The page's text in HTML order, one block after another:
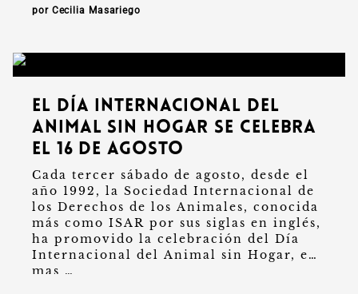
por Cecilia Masariego
El Día Internacional del
Animal sin Hogar se celebra
el 16 de agosto
Cada tercer sábado de agosto, desde el
año 1992, la Sociedad Internacional de
los Derechos de los Animales, conocida
más como ISAR por sus siglas en inglés,
ha promovido la celebración del Día
Internacional del Animal sin Hogar, en
mas …